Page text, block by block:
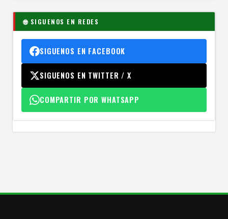
🌐 SIGUENOS EN REDES
SIGUENOS EN FACEBOOK
SIGUENOS EN TWITTER / X
COMPARTIR POR WHATSAPP